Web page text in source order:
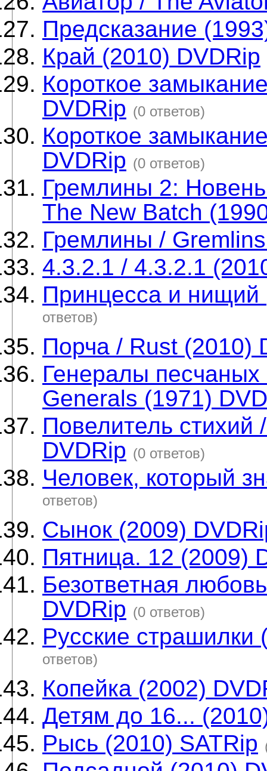
Предсказание
Край (2010) DVDRip
Короткое
DVDRip (0 ответов)
Короткое
DVDRip (0 ответов)
Гремлины 2:
The New Batch
Гремлины /
4.3.2.1 / 4.3.2.1
Принцесса и нищий
ответов)
Порча / Rust (2010)
Генералы
Generals (1971)
Повелитель стихий
DVDRip (0 ответов)
Человек, который
ответов)
Сынок (2009)
Пятница. 12 (2009)
Безответная
DVDRip (0 ответов)
Русские страшилки
ответов)
Копейка (2002)
Детям до 16...
Рысь (2010) SATRip